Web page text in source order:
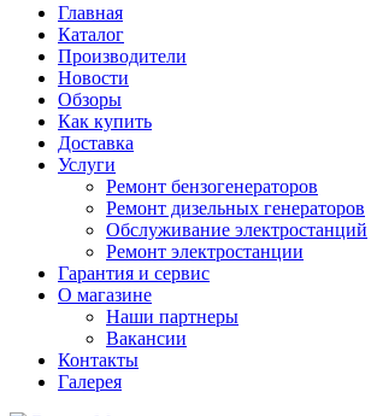
Главная
Каталог
Производители
Новости
Обзоры
Как купить
Доставка
Услуги
Ремонт бензогенераторов
Ремонт дизельных генераторов
Обслуживание электростанций
Ремонт электростанции
Гарантия и сервис
О магазине
Наши партнеры
Вакансии
Контакты
Галерея